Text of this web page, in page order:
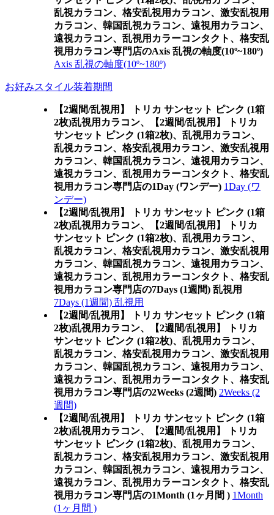
乱視カラコン、格安乱視用カラコン、激安乱視用
カラコン、韓国乱視カラコン、遠視用カラコン、
遠視カラコン、乱視用カラーコンタクト、格安乱
視用カラコン専門店のAxis 乱視の軸度(10º~180º)
Axis 乱視の軸度(10º~180º)
お好みスタイル装着期間
【2週間/乱視用】 トリカ サンセット ピンク (1箱
2枚)乱視用カラコン、
【2週間/乱視用】 トリカ
サンセット ピンク (1箱2枚)、乱視用カラコン、
乱視カラコン、格安乱視用カラコン、激安乱視用
カラコン、韓国乱視カラコン、遠視用カラコン、
遠視カラコン、乱視用カラーコンタクト、格安乱
視用カラコン専門店の1Day (ワンデー) 1Day (ワ
ンデー)
【2週間/乱視用】 トリカ サンセット ピンク (1箱
2枚)乱視用カラコン、
【2週間/乱視用】 トリカ
サンセット ピンク (1箱2枚)、乱視用カラコン、
乱視カラコン、格安乱視用カラコン、激安乱視用
カラコン、韓国乱視カラコン、遠視用カラコン、
遠視カラコン、乱視用カラーコンタクト、格安乱
視用カラコン専門店の7Days (1週間) 乱視用
7Days (1週間) 乱視用
【2週間/乱視用】 トリカ サンセット ピンク (1箱
2枚)乱視用カラコン、
【2週間/乱視用】 トリカ
サンセット ピンク (1箱2枚)、乱視用カラコン、
乱視カラコン、格安乱視用カラコン、激安乱視用
カラコン、韓国乱視カラコン、遠視用カラコン、
遠視カラコン、乱視用カラーコンタクト、格安乱
視用カラコン専門店の2Weeks (2週間) 2Weeks (2
週間)
【2週間/乱視用】 トリカ サンセット ピンク (1箱
2枚)乱視用カラコン、
【2週間/乱視用】 トリカ
サンセット ピンク (1箱2枚)、乱視用カラコン、
乱視カラコン、格安乱視用カラコン、激安乱視用
カラコン、韓国乱視カラコン、遠視用カラコン、
遠視カラコン、乱視用カラーコンタクト、格安乱
視用カラコン専門店の1Month (1ヶ月間 ) 1Month
(1ヶ月間 )